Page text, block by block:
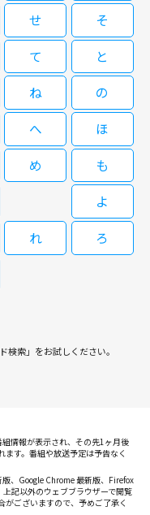
3年B組にやって来た二人
。上戸彩が性同一性障害の生
八が、2年の月日を経て桜中
齢化が進むなど、中学生や地
代。中学生のドラッグ使用と
成長するにあたり、最も重要
何を思い、彼らに何を語り
女光、黒川智花、冨浦智
岩田さゆりらが出演。
組金八先生（第７シリ
魂のソーラン」第5回
教育理念をめぐり校長と対
八が、2年の月日を経て桜中
齢化が進むなど、中学生や地
代。中学生のドラッグ使用と
長するにあたり、最も重要
何を思い、彼らに何を語り
女光、黒川智花、冨浦智
岩田さゆりらが出演。
組金八先生（第７シリ
だという本」第6回
代。中学生のドラッグ使用と
成長するにあたり、最も重要
何を思い、彼らに何を語り
女光、黒川智花、冨浦智
組金八先生（第７シリ
が芽生える時」第7回
試みる。生徒と喜怒哀楽を
とは何のためにあるのか」を
草刈麻有、高畑充希らが出
組金八先生（第８シリ
私服の転校生」第2回
シリーズを通じて大きな一
徒を取り上げていくことによ
ていく。インターネット
た金八は、「私」というタイ
試みる。生徒と喜怒哀楽を
とは何のためにあるのか」を
草刈麻有、高畑充希らが出
組金八先生（第８シリ
る私服登校」第3回
を取り上げていくことによ
草刈麻有、高畑充希らが出
はウザイか？」第4回
せ
そ
て
と
ね
の
へ
ほ
め
も
よ
れ
ろ
検索」をお試しください。
情報が表示され、その先1ヶ月後
す。番組や放送予定は予告なく
、Google Chrome 最新版、Firefox
記以外のウェブブラウザーで閲覧
ございますので、予めご了承く